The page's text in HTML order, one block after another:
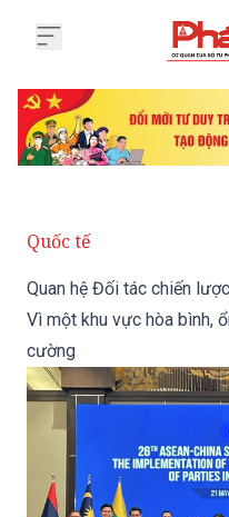
Quốc tế
Quan hệ Đối tác chiến
Vì một khu vực hòa bình,
cường